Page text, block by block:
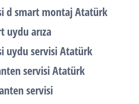
d smart montaj Atatürk
uydu arıza
uydu servisi Atatürk
servisi Atatürk
servisi